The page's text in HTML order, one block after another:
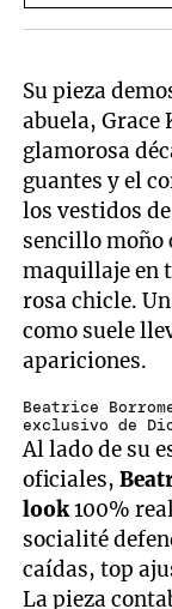
Su pieza
abuela, Grace
glamorosa
guantes y el
los vestidos
sencillo moño
maquillaje en
rosa chicle.
como suele
apariciones.
Beatrice
exclusivo de
Al lado de su
oficiales,
look100%
socialité
caídas, top
La pieza